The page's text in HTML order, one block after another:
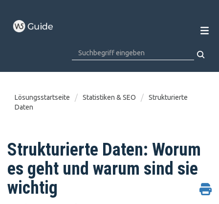
Lösungsstartseite Statistiken & SEO
Strukturierte
Daten
Strukturierte Daten: Worum
es geht und warum sind sie
wichtig